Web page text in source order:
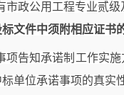
市政公用工程专业贰
标文件中须附相应证
告知承诺制工作实
单位承诺事项的真实